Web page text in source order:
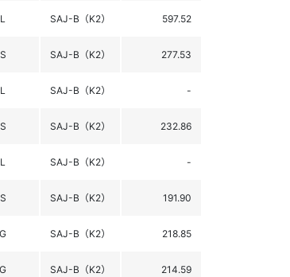
SAJ-B（K2） 597.52
SAJ-B（K2） 277.53
SAJ-B（K2） -
SAJ-B（K2） 232.86
SAJ-B（K2） -
SAJ-B（K2） 191.90
SAJ-B（K2） 218.85
SAJ-B（K2） 214.59